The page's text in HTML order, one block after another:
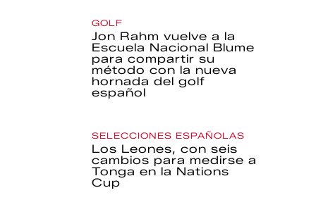
GOLF
Jon Rahm vuelve a la
Escuela Nacional Blume
para compartir su
método con la nueva
hornada del golf
español
SELECCIONES ESPAÑOLAS
Los Leones, con seis
cambios para medirse a
Tonga en la Nations
Cup